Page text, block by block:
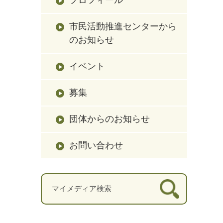
市民活動推進センターから
のお知らせ
イベント
募集
団体からのお知らせ
お問い合わせ